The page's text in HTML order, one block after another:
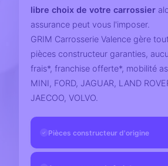
libre choix de votre carrossier
assurance peut vous l'imposer.
GRIM Carrosserie Valence gère
pièces constructeur garanties,
frais*, franchise offerte*, mobilité
MINI, FORD, JAGUAR, LAND
JAECOO, VOLVO.
✓ Pièces constructeur d'origine